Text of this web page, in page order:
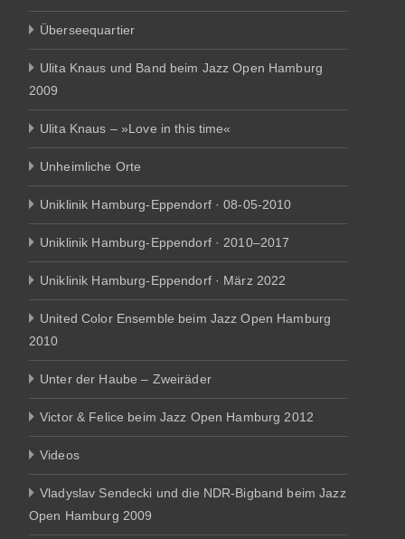
Überseequartier
Ulita Knaus und Band beim Jazz Open Hamburg
2009
Ulita Knaus – »Love in this time«
Unheimliche Orte
Uniklinik Hamburg-Eppendorf · 08-05-2010
Uniklinik Hamburg-Eppendorf · 2010–2017
Uniklinik Hamburg-Eppendorf · März 2022
United Color Ensemble beim Jazz Open Hamburg
2010
Unter der Haube – Zweiräder
Victor & Felice beim Jazz Open Hamburg 2012
Videos
Vladyslav Sendecki und die NDR-Bigband beim Jazz
Open Hamburg 2009